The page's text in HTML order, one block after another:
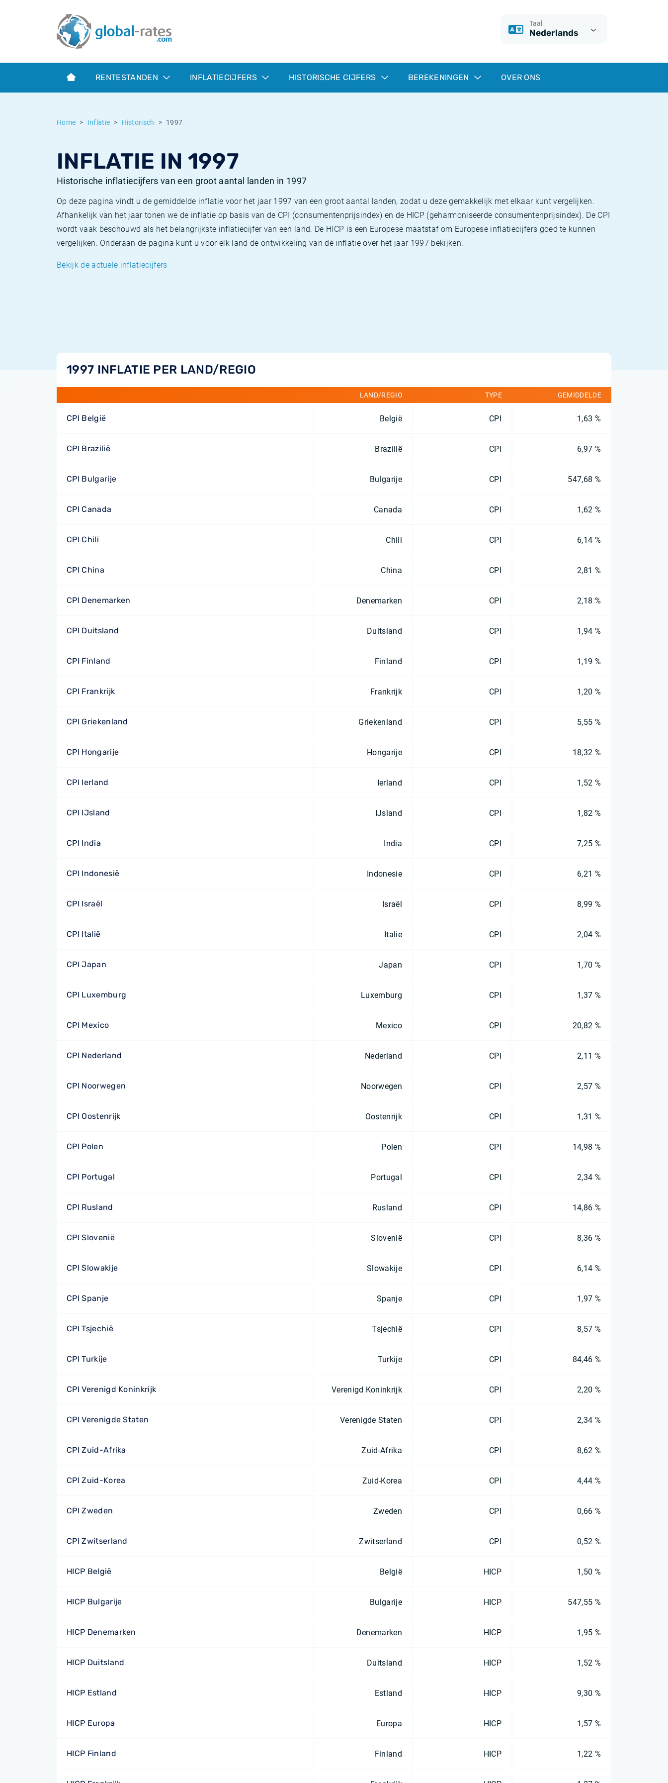
Taal
Nederlands
RENTESTANDEN INFLATIECIJFERS HISTORISCHE CIJFERS BEREKENINGEN OVER ONS
Home Inflatie Historisch 1997
INFLATIE IN 1997
Historische inflatiecijfers van een groot aantal landen in 1997
Op deze pagina vindt u de gemiddelde inflatie voor het jaar 1997 van een groot aantal landen, zodat u deze gemakkelijk met elkaar kunt vergelijken.
Afhankelijk van het jaar tonen we de inflatie op basis van de CPI (consumentenprijsindex) en de HICP (geharmoniseerde consumentenprijsindex). De CPI
wordt vaak beschouwd als het belangrijkste inflatiecijfer van een land. De HICP is een Europese maatstaf om Europese inflatiecijfers goed te kunnen
vergelijken. Onderaan de pagina kunt u voor elk land de ontwikkeling van de inflatie over het jaar 1997 bekijken.
Bekijk de actuele inflatiecijfers
1997 INFLATIE PER LAND/REGIO
LAND/REGIO TYPE GEMIDDELDE
CPI België België CPI 1,63 %
CPI Brazilië Brazilië CPI 6,97 %
CPI Bulgarije Bulgarije CPI 547,68 %
CPI Canada Canada CPI 1,62 %
CPI Chili Chili CPI 6,14 %
CPI China China CPI 2,81 %
CPI Denemarken Denemarken CPI 2,18 %
CPI Duitsland Duitsland CPI 1,94 %
CPI Finland Finland CPI 1,19 %
CPI Frankrijk Frankrijk CPI 1,20 %
CPI Griekenland Griekenland CPI 5,55 %
CPI Hongarije Hongarije CPI 18,32 %
CPI Ierland Ierland CPI 1,52 %
CPI IJsland IJsland CPI 1,82 %
CPI India India CPI 7,25 %
CPI Indonesië Indonesie CPI 6,21 %
CPI Israël Israël CPI 8,99 %
CPI Italië Italie CPI 2,04 %
CPI Japan Japan CPI 1,70 %
CPI Luxemburg Luxemburg CPI 1,37 %
CPI Mexico Mexico CPI 20,82 %
CPI Nederland Nederland CPI 2,11 %
CPI Noorwegen Noorwegen CPI 2,57 %
CPI Oostenrijk Oostenrijk CPI 1,31 %
CPI Polen Polen CPI 14,98 %
CPI Portugal Portugal CPI 2,34 %
CPI Rusland Rusland CPI 14,86 %
CPI Slovenië Slovenië CPI 8,36 %
CPI Slowakije Slowakije CPI 6,14 %
CPI Spanje Spanje CPI 1,97 %
CPI Tsjechië Tsjechië CPI 8,57 %
CPI Turkije Turkije CPI 84,46 %
CPI Verenigd Koninkrijk Verenigd Koninkrijk CPI 2,20 %
CPI Verenigde Staten Verenigde Staten CPI 2,34 %
CPI Zuid-Afrika Zuid-Afrika CPI 8,62 %
CPI Zuid-Korea Zuid-Korea CPI 4,44 %
CPI Zweden Zweden CPI 0,66 %
CPI Zwitserland Zwitserland CPI 0,52 %
HICP België België HICP 1,50 %
HICP Bulgarije Bulgarije HICP 547,55 %
HICP Denemarken Denemarken HICP 1,95 %
HICP Duitsland Duitsland HICP 1,52 %
HICP Estland Estland HICP 9,30 %
HICP Europa Europa HICP 1,57 %
HICP Finland Finland HICP 1,22 %
Term SOFR
Wat is CPI inflatie?
Wat is HICP inflatie?
Europese inflatie - HICP
Euribor historie
ESTER historie
Historische inflatie
Inflatiecalculator